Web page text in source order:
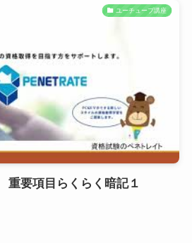
ユーチューブ講座
要項目らくらく暗記１